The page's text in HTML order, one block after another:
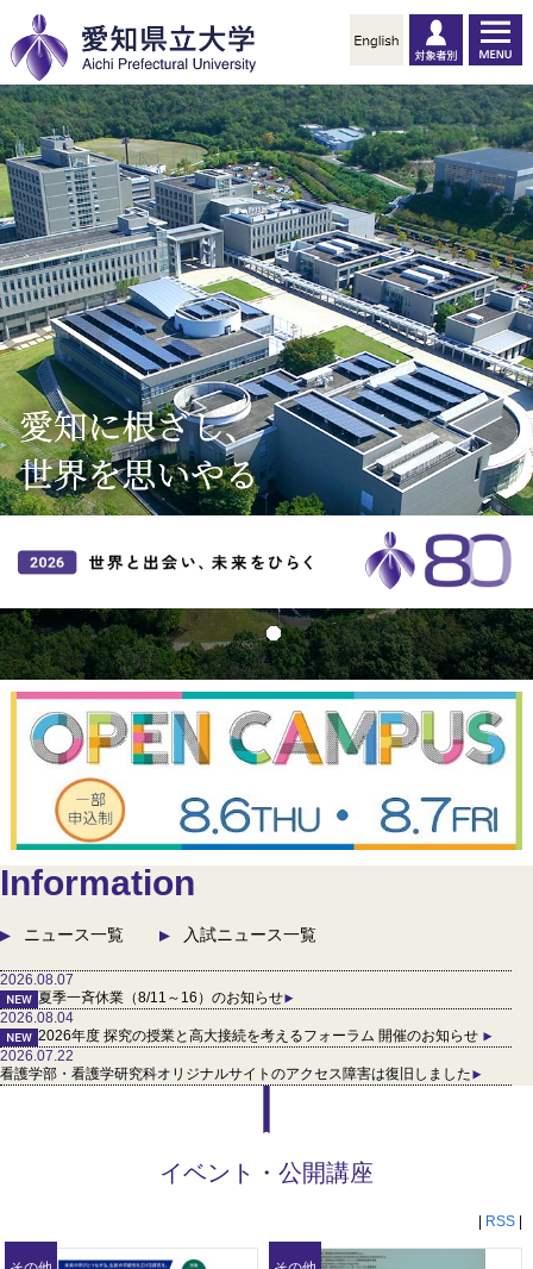
Information
ニュース一覧 入試ニュース一覧
2026.08.07
夏季一斉休業（8/11～16）のお知らせ
2026.08.04
2026年度 探究の授業と高大接続を考えるフォーラム 開催のお知らせ
2026.07.22
看護学部・看護学研究科オリジナルサイトのアクセス障害は復旧しました
イベント・公開講座
RSS